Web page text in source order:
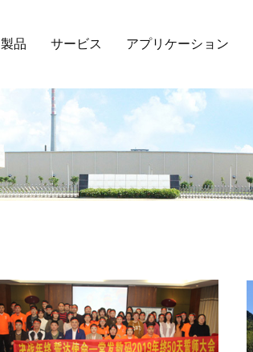
製品 サービス アプリケーション